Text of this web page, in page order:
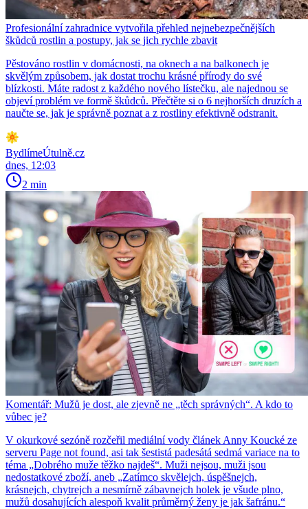
Profesionální zahradnice vytvořila přehled nejnebezpečnějších
škůdců rostlin a postupy, jak se jich rychle zbavit
Pěstováno rostlin v domácnosti, na oknech a na balkonech je
skvělým způsobem, jak dostat trochu krásné přírody do své
blízkosti. Máte radost z každého nového lístečku, ale najednou se
objeví problém ve formě škůdců. Přečtěte si o 6 nejhorších druzích a
naučte se, jak je správně poznat a z rostliny efektivně odstranit.
BydlímeÚtulně.cz
dnes, 12:03
2 min
Komentář: Mužů je dost, ale zjevně ne „těch správných“. A kdo to
vůbec je?
V okurkové sezóně rozčeřil mediální vody článek Anny Koucké ze
serveru Page not found, asi tak šestistá padesátá sedmá variace na to
téma „Dobrého muže těžko najdeš“. Muži nejsou, muži jsou
nedostatkové zboží, aneb „Zatímco skvělejch, úspěšnejch,
krásnejch, chytrejch a nesmírně zábavnejch holek je všude plno,
mužů dosahujících alespoň kvalit průměrný ženy je jak šafránu.“